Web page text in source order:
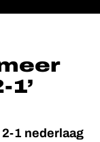
DAN 2-1’
1 nederlaag